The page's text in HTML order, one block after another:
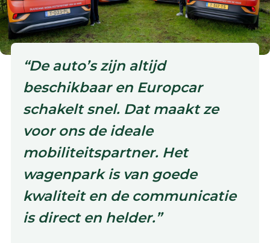
“De auto’s zijn altijd
beschikbaar en Europcar
schakelt snel. Dat maakt ze
voor ons de ideale
mobiliteitspartner. Het
wagenpark is van goede
kwaliteit en de communicatie
is direct en helder.”